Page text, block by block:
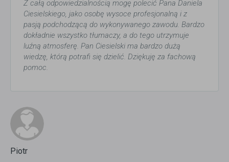
Z całą odpowiedzialnością mogę polecić Pana Daniela
Ciesielskiego, jako osobę wysoce profesjonalną i z
pasją podchodzącą do wykonywanego zawodu. Bardzo
dokładnie wszystko tłumaczy, a do tego utrzymuje
luźną atmosferę. Pan Ciesielski ma bardzo dużą
wiedzę, którą potrafi się dzielić. Dziękuję za fachową
pomoc.
Piotr